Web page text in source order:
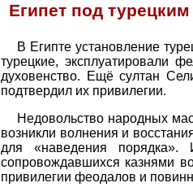
Египет под
В Египте установление
турецкие, эксплуатировали
духовенство. Ещё султан
подтвердил их привилегии.
Недовольство народных
возникли волнения и
для «наведения порядка».
сопровождавшихся казнями
привилегии феодалов и